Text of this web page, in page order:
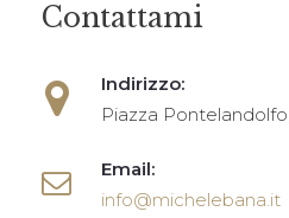
Contattami
Indirizzo:
Piazza
Email:
info@michelebana.it